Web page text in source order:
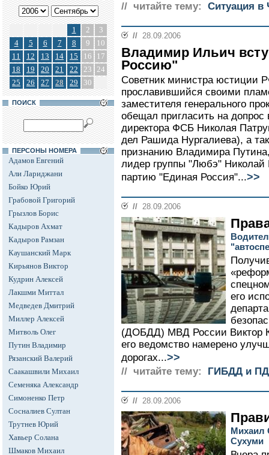
1 2
3
4
5 6 7 8 9
10
11
12 13 14 15 16
17
18
19 20 21 22 23 24
25
26 27 28 29 30
ПОИСК
ПЕРСОНЫ НОМЕРА
Адамов Евгений
Али Лариджани
Бойко Юрий
Грабовой Григорий
Грызлов Борис
Кадыров Ахмат
Кадыров Рамзан
Каушанский Марк
Кирьянов Виктор
Кудрин Алексей
Лакшми Миттал
Медведев Дмитрий
Миллер Алексей
Митволь Олег
Путин Владимир
Рязанский Валерий
Саакашвили Михаил
Семеняка Александр
Симоненко Петр
Сосналиев Султан
Трутнев Юрий
Хавьер Солана
Шмаков Михаил
// читайте тему: Ситуация в
// 28.09.2006
Владимир Ильич
Россию"
Советник министра юстиции
прославившийся своими
заместителя генерального
обещал пригласить на
директора ФСБ Николая
дел Рашида Нургалиева), а
признанию Владимира
лидер группы "Любэ" Николай
партию "Единая Россия"...>>
// 28.09.2006
его
(ДОБДД) МВД России Виктор
его ведомство намерено
дорогах...>>
// читайте тему: ГИБДД и
// 28.09.2006
Михаил
Сухуми